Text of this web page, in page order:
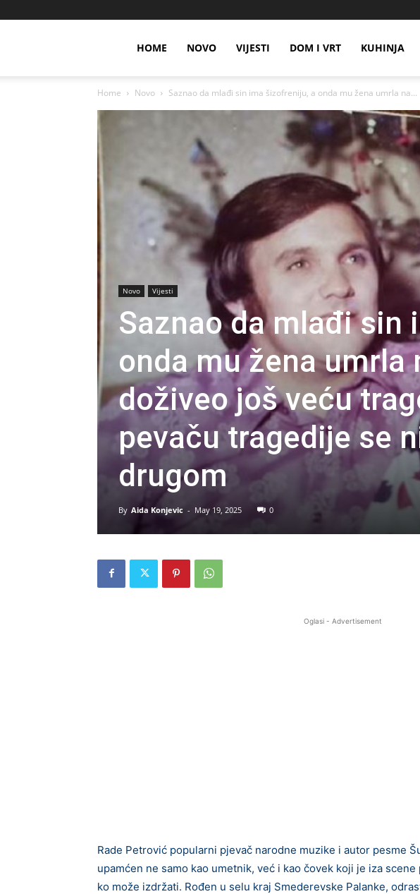
HOME NOVO VIJESTI DOM I VRT KUHINJA
Home Novo Saznao da mlađi sin ima šizofreniju, a onda mu žena umrla na...
Novo Vijesti
Saznao da mlađi sin
onda mu žena umrla
doživeo još veću
pevaču tragedije se
drugom
By Aida Konjevic - May 19, 2025 0
Oglasi - Advertisement
Rade Petrović popularni pjevač narodne muzike i autor pesme
upamćen ne samo kao umetnik, već i kao čovek koji je iza
ko može izdržati. Rođen u selu kraj Smederevske Palanke,